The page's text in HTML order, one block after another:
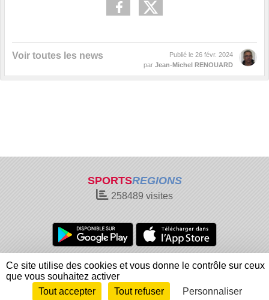
Voir toutes les news Publié le 26 févr. 2024
par Jean-Michel RENOUARD
SPORTSREGIONS
258489 visites
Charte cookies
Gestion des cookies
Informations légales
Signaler un contenu inapproprié
Envie de participer ?
Connexion
Ce site utilise des cookies et vous donne le contrôle sur ceux
que vous souhaitez activer
Tout accepter
Tout refuser Personnaliser